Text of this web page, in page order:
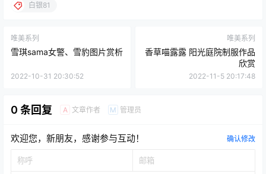
白银81
唯美系列
雪琪sama女警、雪豹图片赏析
2022-10-31 20:30:52
唯美系列
香草喵露露 阳光庭院制服作品
欣赏
2022-11-5 20:17:48
0 条回复 A 文章作者 M 管理员
欢迎您，新朋友，感谢参与互动！ 确认修改